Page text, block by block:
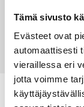
Tämä sivusto
Evästeet ovat
automaattisesti
vieraillessa eri
jotta voimme